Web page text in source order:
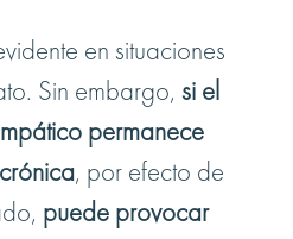
en situaciones
Sin embargo, si el
permanece
, por efecto de
puede provocar